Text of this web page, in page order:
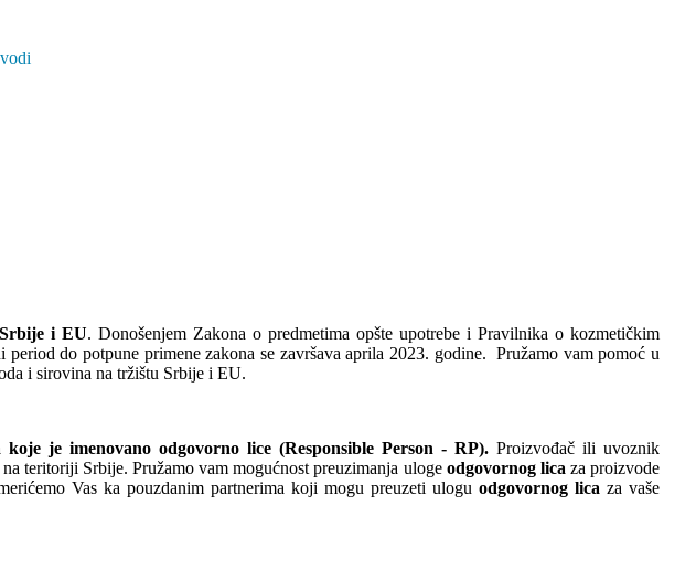
i EU. Donošenjem Zakona o predmetima opšte upotrebe i Pravilnika o kozmetičkim
do potpune primene zakona se završava aprila 2023. godine.Pružamo vam pomoć u
i sirovina na tržištu Srbije i EU.
je imenovano odgovorno lice (Responsible Person - RP). Proizvođač ili uvoznik
teritoriji Srbije. Pružamo vam mogućnost preuzimanja uloge odgovornog lica za proizvode
Vas ka pouzdanim partnerima koji mogu preuzeti ulogu odgovornog lica za vaše